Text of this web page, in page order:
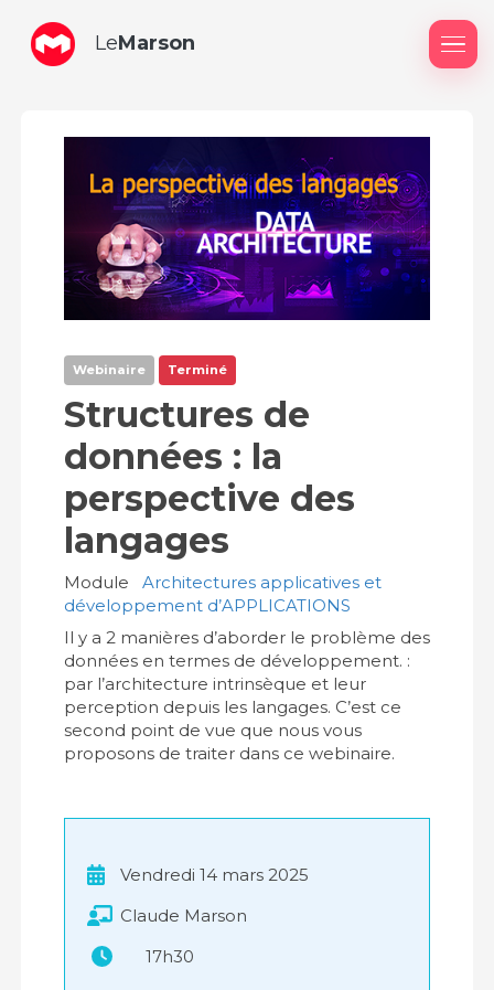
LeMarson
Webinaire Terminé
Structures de
données : la
perspective des
langages
Module
Architectures applicatives et
développement d’APPLICATIONS
Il y a 2 manières d’aborder le problème des
données en termes de développement. :
par l’architecture intrinsèque et leur
perception depuis les langages. C’est ce
second point de vue que nous vous
proposons de traiter dans ce webinaire.
Vendredi 14 mars 2025
Claude Marson
17h30